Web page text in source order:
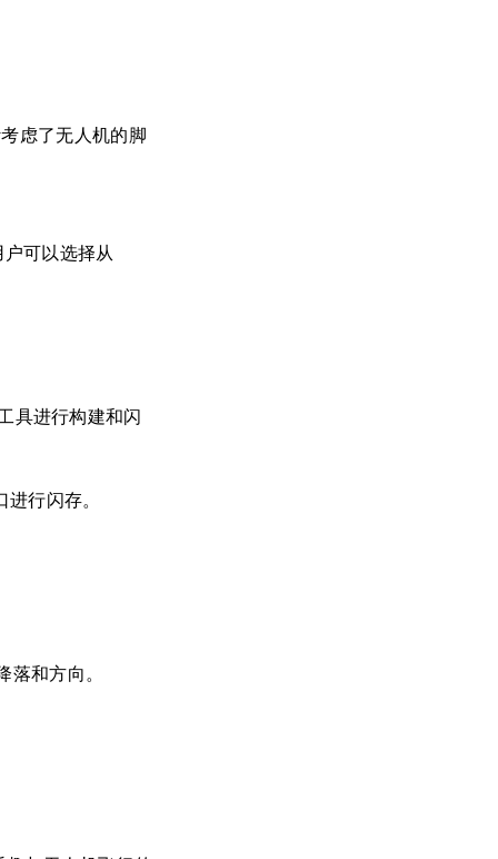
虑了无人机的脚
可以选择从
具进行构建和闪
行闪存。
和方向。